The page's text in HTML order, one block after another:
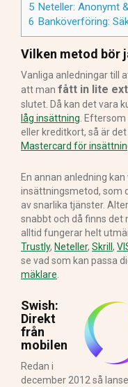
5 Neteller: Anonymt
6 Banköverföring:
Vilken metod bör
Vanliga anledningar till
att man fått in lite
slutet. Då kan det vara
låg insättning .
eller kreditkort, så är
Mastercard för
En annan anledning
insättningsmetod, som
av snarlika tjänster.
snabbt och då finns det
alltid fungerar helt
Trustly, Neteller, Skrill ,
se vad som kan passa
mäklare
Swish:
Direkt
från
mobilen
Redan i
december 2012 så